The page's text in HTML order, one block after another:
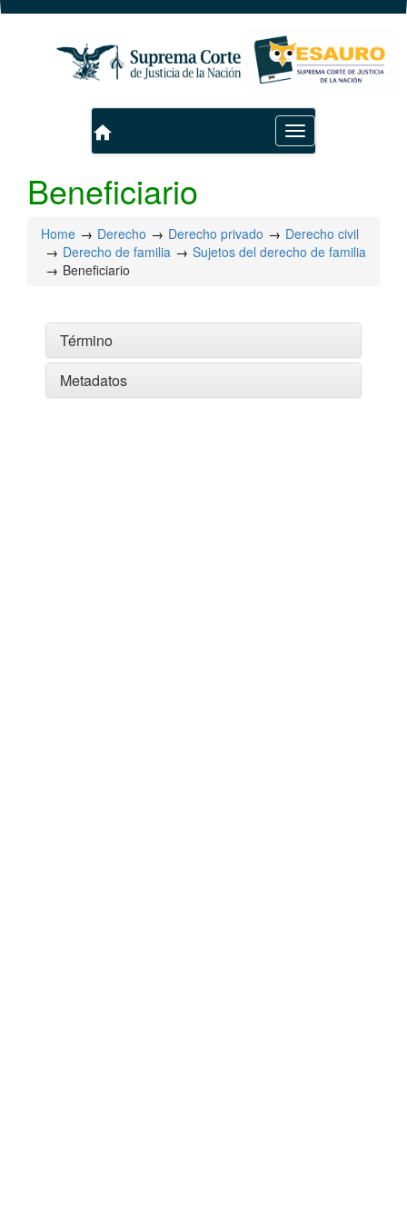
Toggle
navigation
home
Beneficiario
Home Derecho Derecho privado
Derecho civil
Derecho de familia
Sujetos del derecho de familia
Beneficiario
Término
Metadatos